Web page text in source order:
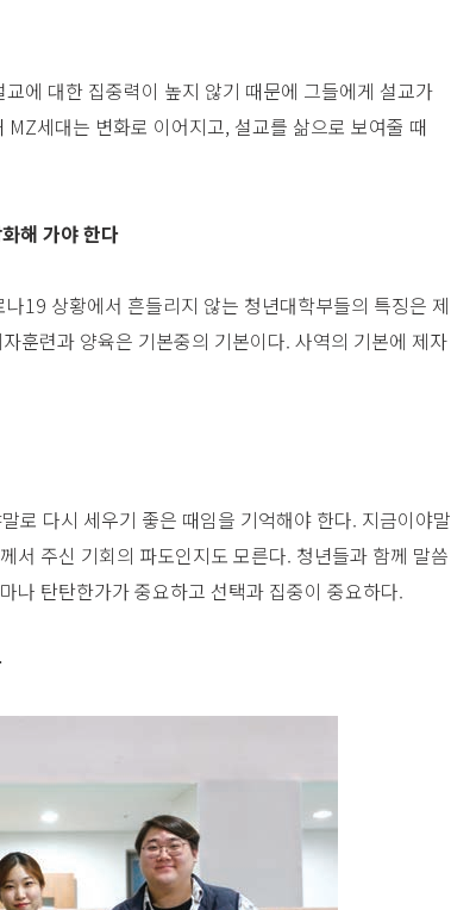
에 대한 집중력이 높지 않기 때문에 그들에게 설교가
세대는 변화로 이어지고, 설교를 삶으로 보여줄 때
해 가야 한다
19 상황에서 흔들리지 않는 청년대학부들의 특징은 제
훈련과 양육은 기본중의 기본이다. 사역의 기본에 제자
로 다시 세우기 좋은 때임을 기억해야 한다. 지금이야말
서 주신 기회의 파도인지도 모른다. 청년들과 함께 말씀
나 탄탄한가가 중요하고 선택과 집중이 중요하다.